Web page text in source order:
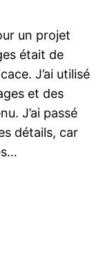
un projet
était de
J’ai utilisé
et des
J’ai passé
détails, car